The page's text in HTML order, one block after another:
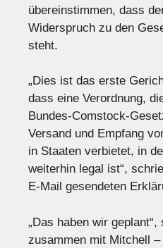
übereinstimmen, dass
Widerspruch zu den
steht.
„Dies ist das erste
dass eine Verordnung,
Bundes-Comstock-
Versand und Empfang
in Staaten verbietet, in
weiterhin legal ist“,
E-Mail gesendeten
„Das haben wir
zusammen mit Mitchell